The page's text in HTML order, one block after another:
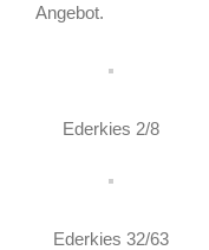
Angebot.
Ederkies 2/8
Ederkies 32/63